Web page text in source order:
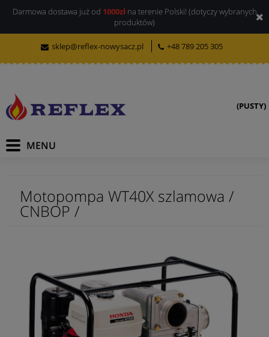
Darmowa dostawa już od 1000złna terenie Polski! (dotyczy wybranych
produktów)
sklep@reflex-nowysacz.pl +48 789 205 305
(PUSTY)
Motopompa WT40X szlamowa /
CNBOP /